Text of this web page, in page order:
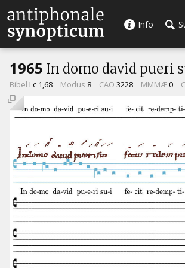
Info
1965 In domo david pueri
Bibel Lc 1,68 Modus 8 CAO 3228 MMMÆ0